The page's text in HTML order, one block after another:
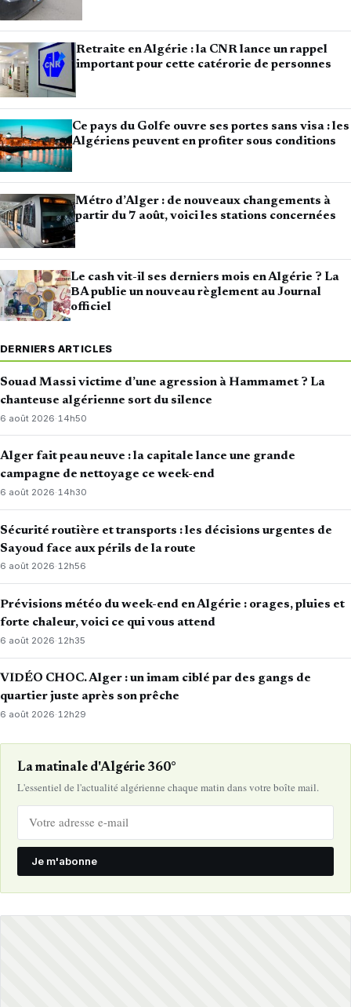
Retraite en Algérie : la CNR lance un rappel
important pour cette catérorie de personnes
Ce pays du Golfe ouvre ses portes sans visa : les
Algériens peuvent en profiter sous conditions
Métro d’Alger : de nouveaux changements à
partir du 7 août, voici les stations concernées
Le cash vit-il ses derniers mois en Algérie ? La
BA publie un nouveau règlement au Journal
officiel
DERNIERS ARTICLES
Souad Massi victime d’une agression à Hammamet ? La
chanteuse algérienne sort du silence
6 août 2026· 14h50
Alger fait peau neuve : la capitale lance une grande
campagne de nettoyage ce week-end
6 août 2026·14h30
Sécurité routière et transports : les décisions urgentes de
Sayoud face aux périls de la route
6 août 2026·12h56
Prévisions météo du week-end en Algérie : orages, pluies et
forte chaleur, voici ce qui vous attend
6 août 2026· 12h35
VIDÉO CHOC. Alger : un imam ciblé par des gangs de
quartier juste après son prêche
6 août 2026·12h29
La matinale d'Algérie 360°
L'essentiel de l'actualité algérienne chaque matin dans votre boîte mail.
Je m'abonne